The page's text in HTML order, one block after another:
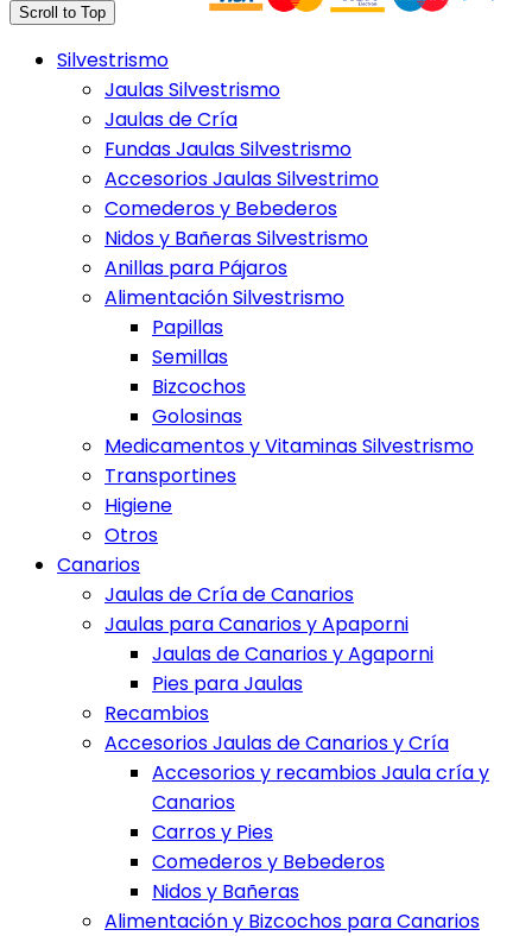
Scroll to Top
Silvestrismo
Jaulas Silvestrismo
Jaulas de Cría
Fundas Jaulas Silvestrismo
Accesorios Jaulas Silvestrimo
Comederos y Bebederos
Nidos y Bañeras Silvestrismo
Anillas para Pájaros
Alimentación Silvestrismo
Papillas
Semillas
Bizcochos
Golosinas
Medicamentos y Vitaminas Silvestrismo
Transportines
Higiene
Otros
Canarios
Jaulas de Cría de Canarios
Jaulas para Canarios y Apaporni
Jaulas de Canarios y Agaporni
Pies para Jaulas
Recambios
Accesorios Jaulas de Canarios y Cría
Accesorios y recambios Jaula cría y
Canarios
Carros y Pies
Comederos y Bebederos
Nidos y Bañeras
Alimentación y Bizcochos para Canarios